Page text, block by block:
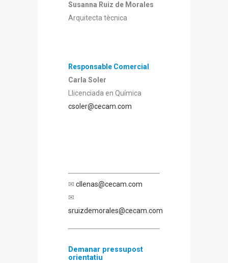
Susanna Ruiz de Morales
Arquitecta tècnica
Responsable Comercial
Carla Soler
Llicenciada en Química
csoler@cecam.com
✉ cllenas@cecam.com
✉
sruizdemorales@cecam.com
Demanar pressupost
orientatiu